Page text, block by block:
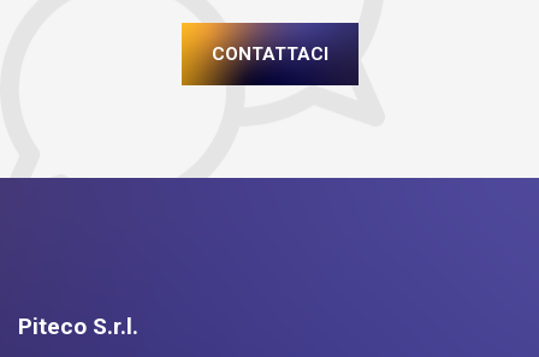
CONTATTACI
Piteco S.r.l.